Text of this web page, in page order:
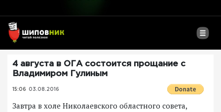
4 августа в ОГА состоится прощание с
Владимиром Гулиным
15:06 03.08.2016
Завтра в холе Николаевского областного совета,